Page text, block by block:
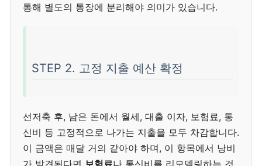
통해 별도의 통장에 분리해야 의미가 있습니다.
STEP 2. 고정 지출 예산 확정
선저축 후, 남은 돈에서 월세, 대출 이자, 보험료, 통
신비 등 고정적으로 나가는 지출을 모두 차감합니다.
이 금액은 매달 거의 같아야 하며, 이 항목에서 낭비
가 발견된다면 보험료나 통신비를 리모델링하는 것